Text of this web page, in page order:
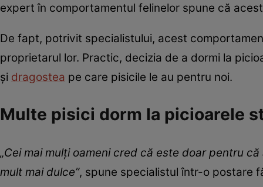
expert în comportamentul felinelor spune că
De fapt, potrivit specialistului, acest
proprietarul lor. Practic, decizia de a dormi la
și dragostea pe care pisicile le au pentru noi.
Multe pisici dorm la picioarele
„Cei mai mulți oameni cred că este doar pentru
mult mai dulce”, spune specialistul într-o postare